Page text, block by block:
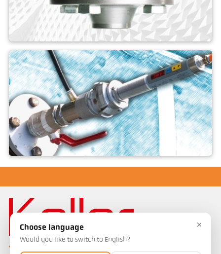
Akcesoria
×
Choose language
Would you like to switch to English?